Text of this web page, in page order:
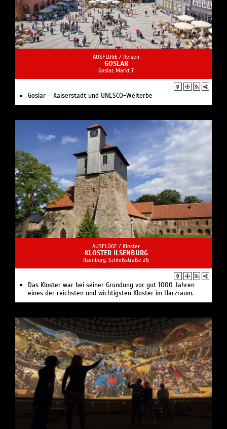
AUSFLÜGE / Reisen
GOSLAR
Goslar, Markt 7
Goslar – Kaiserstadt und UNESCO-Welterbe
AUSFLÜGE / Kloster
KLOSTER ILSENBURG
Ilsenburg, Schloßstraße 26
Das Kloster war bei seiner Gründung vor gut 1000 Jahren
eines der reichsten und wichtigsten Klöster im Harzraum.